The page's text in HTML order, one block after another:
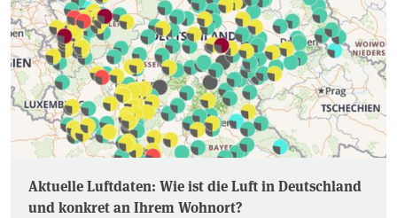
Aktuelle Luftdaten: Wie ist die Luft in Deutschland
und konkret an Ihrem Wohnort?